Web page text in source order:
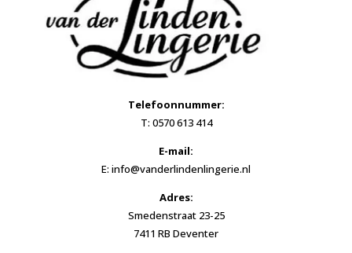
Telefoonnummer:
T: 0570 613 414
E-mail:
E: info@vanderlindenlingerie.nl
Adres:
Smedenstraat 23-25
7411 RB Deventer